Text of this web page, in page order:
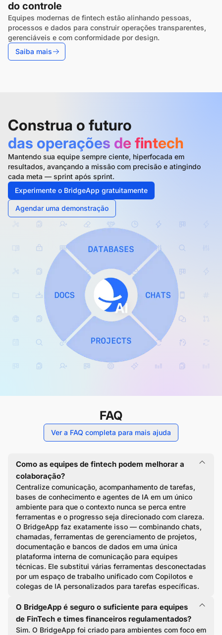
do controle
Equipes modernas de fintech estão alinhando pessoas,
processos e dados para construir operações transparentes,
gerenciáveis e com conformidade por design.
Saiba mais
Construa o futuro
das operações de fintech
Mantendo sua equipe sempre ciente, hiperfocada em
resultados, avançando a missão com precisão e atingindo
cada meta — sprint após sprint.
Experimente o BridgeApp gratuitamente
Agendar uma demonstração
FAQ
Ver a FAQ completa para mais ajuda
Como as equipes de fintech podem melhorar a
colaboração?
Centralize comunicação, acompanhamento de tarefas,
bases de conhecimento e agentes de IA em um único
ambiente para que o contexto nunca se perca entre
ferramentas e o progresso seja direcionado com clareza.
O BridgeApp faz exatamente isso — combinando chats,
chamadas, ferramentas de gerenciamento de projetos,
documentação e bancos de dados em uma única
plataforma interna de comunicação para equipes
técnicas. Ele substitui várias ferramentas desconectadas
por um espaço de trabalho unificado com Copilotos e
colegas de IA personalizados para tarefas específicas.
O BridgeApp é seguro o suficiente para equipes
de FinTech e times financeiros regulamentados?
Sim. O BridgeApp foi criado para ambientes com foco em